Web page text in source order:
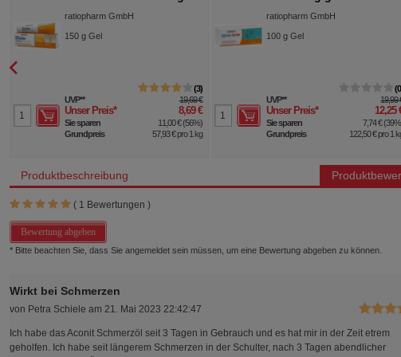
ratiopharm GmbH
150g Gel
3
UVP** 19,69 €
Unser Preis* 8,69 €
Sie sparen 11,00 €(56%)
Grundpreis
57,93 €pro 1 kg
ratiopharm GmbH
100 g Gel
0
UVP** 19,99
Unser Preis* 12,25
Sie sparen 7,74 €(39%
Grundpreis
122,50 €pro 1
Produktbeschreibung
( 1 Bewertungen )
Bewertung abgeben
* Bitte beachten Sie, dass Sie angemeldet sein müssen, um eine Bewertung abgeben zu können.
Wirkt bei Schmerzen
von Petra Schiele am 21. Mai 2023 22:42:47
Ich habe das Aconit Schmerzöl seit 3 Tagen in Gebrauch und es hat mir in der Zeit etrem
geholfen. Ich habe seit längerem Schmerzen in der Schulter, nach 3 Tagen abendlicher